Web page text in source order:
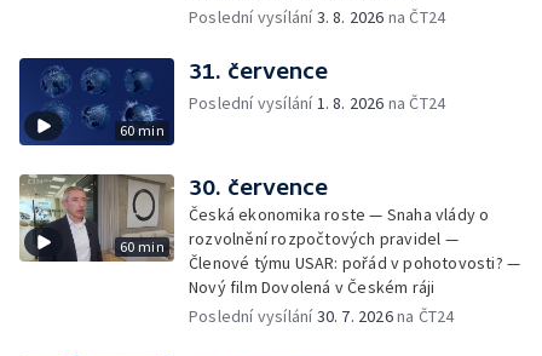
Poslední vysílání3. 8. 2026 na ČT24
60 min
31. července
Poslední vysílání1. 8. 2026 na ČT24
60 min
30. července
Česká ekonomika roste — Snaha vlády o
rozvolnění rozpočtových pravidel —
Členové týmu USAR: pořád v pohotovosti? —
Nový film Dovolená v Českém ráji
Poslední vysílání30. 7. 2026na ČT24